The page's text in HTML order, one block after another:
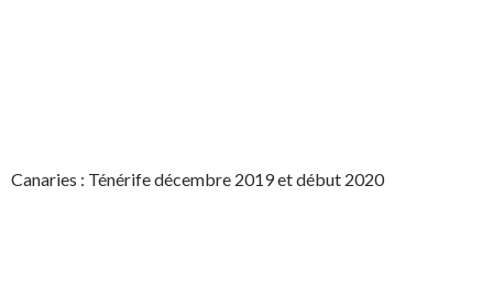
Canaries : Ténérife décembre 2019 et début 2020